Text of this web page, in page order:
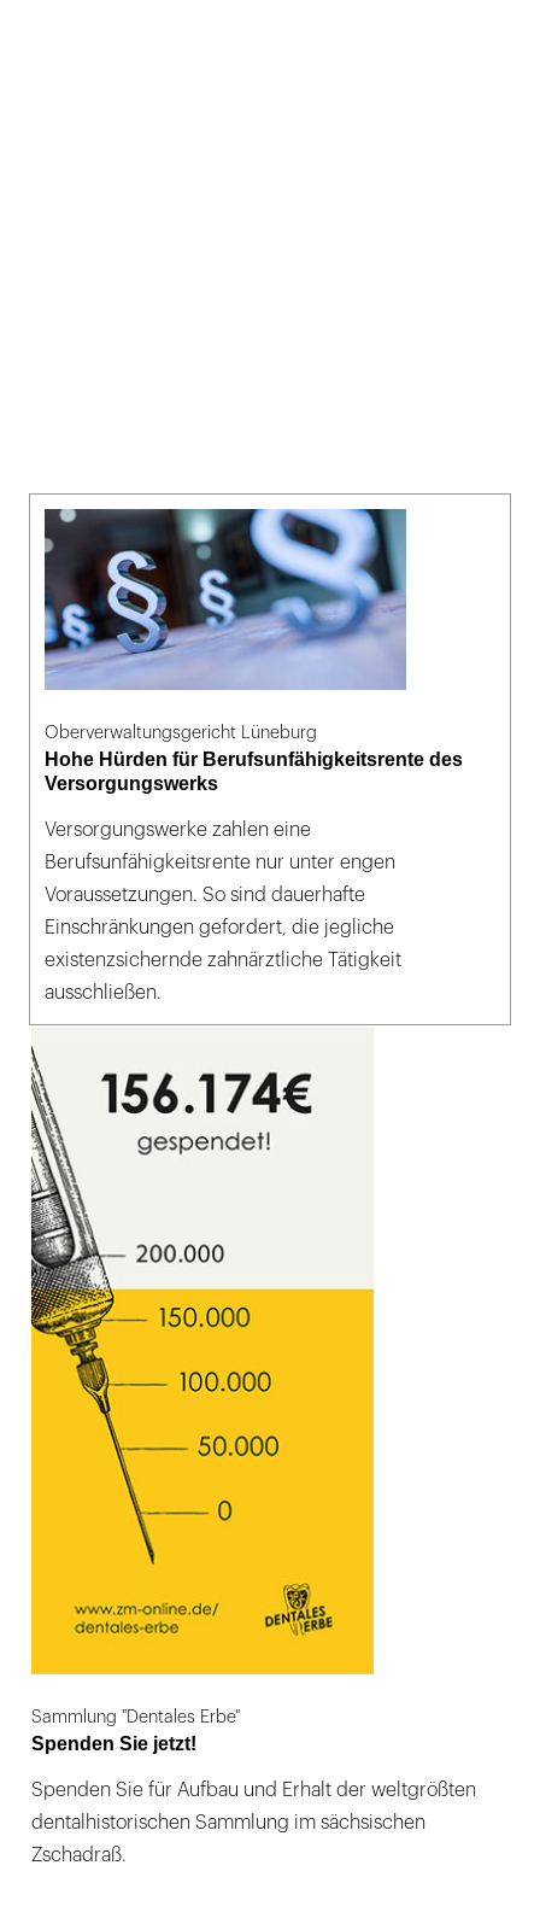
Oberverwaltungsgericht Lüneburg
Hohe Hürden für Berufsunfähigkeitsrente des
Versorgungswerks
Versorgungswerke zahlen eine
Berufsunfähigkeitsrente nur unter engen
Voraussetzungen. So sind dauerhafte
Einschränkungen gefordert, die jegliche
existenzsichernde zahnärztliche Tätigkeit
ausschließen.
Sammlung "Dentales Erbe"
Spenden Sie jetzt!
Spenden Sie für Aufbau und Erhalt der weltgrößten
dentalhistorischen Sammlung im sächsischen
Zschadraß.